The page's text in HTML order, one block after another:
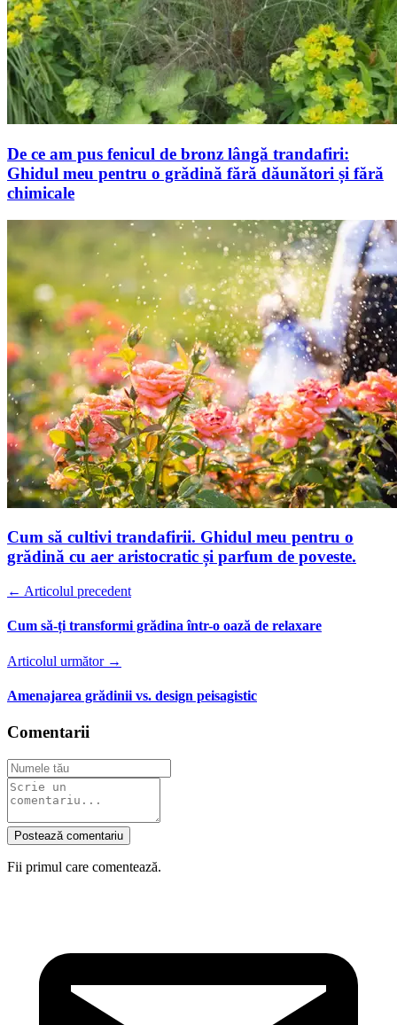
De ce am pus fenicul de bronz lângă trandafiri:
Ghidul meu pentru o grădină fără dăunători și fără
chimicale
Cum să cultivi trandafirii. Ghidul meu pentru o
grădină cu aer aristocratic și parfum de poveste.
← Articolul precedent
Cum să-ți transformi grădina într-o oază de relaxare
Articolul următor →
Amenajarea grădinii vs. design peisagistic
Comentarii
Postează comentariu
Fii primul care comentează.